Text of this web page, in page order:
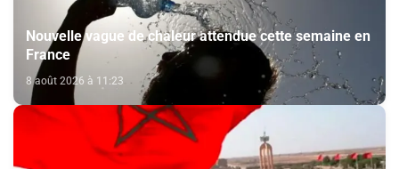
Nouvelle vague de chaleur attendue cette semaine en
France
8 août 2026 à 11:23